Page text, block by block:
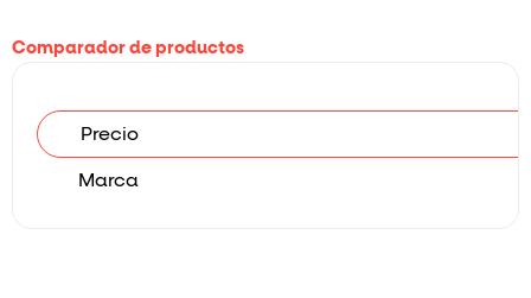
Comparador de productos
Precio
Marca